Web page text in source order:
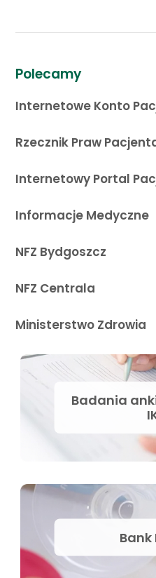
Polecamy
Internetowe Konto
Rzecznik Praw
Internetowy Portal
Informacje Medyczne
NFZ Bydgoszcz
NFZ Centrala
Ministerstwo Zdrowia
Badania
Bank